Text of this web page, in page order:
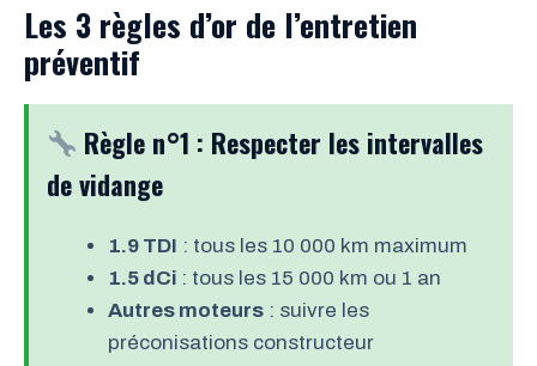
Les 3 règles d’or de l’entretien
préventif
Règle n°1 : Respecter les intervalles
de vidange
1.9 TDI : tous les 10 000 km maximum
1.5 dCi : tous les 15 000 km ou 1 an
Autres moteurs : suivre les
préconisations constructeur